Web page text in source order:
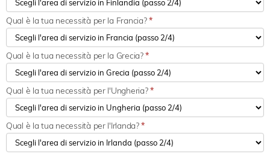
Qual è la tua necessità per la Francia?*
Qual è la tua necessità per la Grecia?*
Qual è la tua necessità per l'Ungheria?*
Qual è la tua necessità per l'Irlanda?*